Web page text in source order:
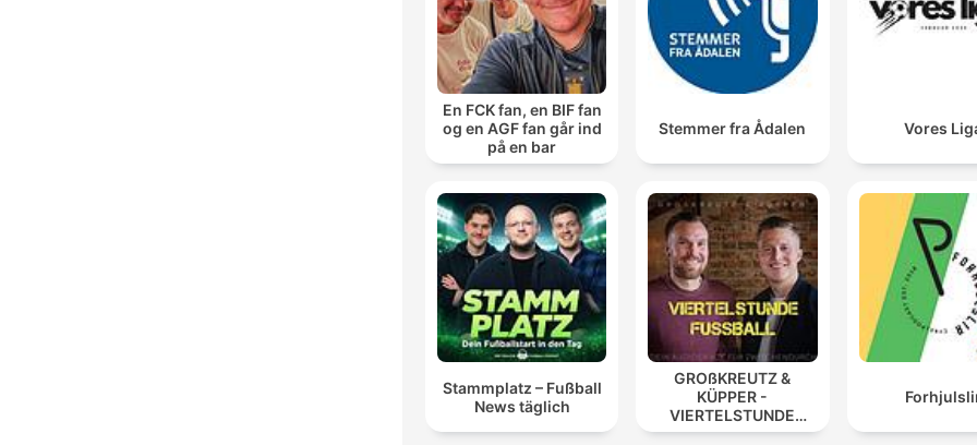
En FCK fan, en BIF fan
og en AGF fan går ind
på en bar
Stemmer fra Ådalen Vores
Stammplatz – Fußball
News täglich
GROßKREUTZ &
KÜPPER -
VIERTELSTUNDE
FUSSBALL